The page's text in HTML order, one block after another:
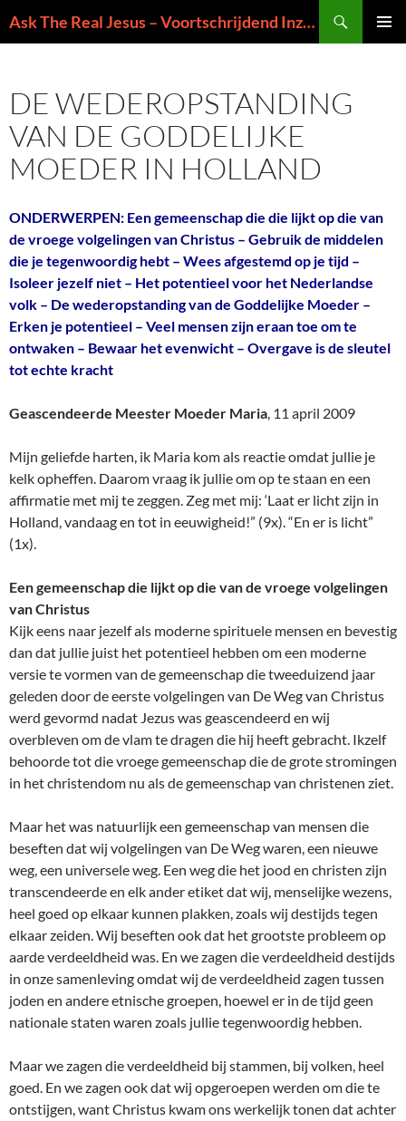
naar
Ask The Real Jesus – Voortschrijdend Inzicht in de Zin van het Leven
DE WEDEROPSTANDING
VAN DE GODDELIJKE
MOEDER IN HOLLAND
ONDERWERPEN: Een gemeenschap die die lijkt op die van
de vroege volgelingen van Christus – Gebruik de middelen
die je tegenwoordig hebt – Wees afgestemd op je tijd –
Isoleer jezelf niet – Het potentieel voor het Nederlandse
volk – De wederopstanding van de Goddelijke Moeder –
Erken je potentieel – Veel mensen zijn eraan toe om te
ontwaken – Bewaar het evenwicht – Overgave is de sleutel
tot echte kracht
Geascendeerde Meester Moeder Maria, 11 april 2009
Mijn geliefde harten, ik Maria kom als reactie omdat jullie je
kelk opheffen. Daarom vraag ik jullie om op te staan en een
affirmatie met mij te zeggen. Zeg met mij: ‘Laat er licht zijn in
Holland, vandaag en tot in eeuwigheid!” (9x). “En er is licht”
(1x).
Een gemeenschap die lijkt op die van de vroege volgelingen
van Christus
Kijk eens naar jezelf als moderne spirituele mensen en bevestig
dan dat jullie juist het potentieel hebben om een moderne
versie te vormen van de gemeenschap die tweeduizend jaar
geleden door de eerste volgelingen van De Weg van Christus
werd gevormd nadat Jezus was geascendeerd en wij
overbleven om de vlam te dragen die hij heeft gebracht. Ikzelf
behoorde tot die vroege gemeenschap die de grote stromingen
in het christendom nu als de gemeenschap van christenen ziet.
Maar het was natuurlijk een gemeenschap van mensen die
beseften dat wij volgelingen van De Weg waren, een nieuwe
weg, een universele weg. Een weg die het jood en christen zijn
transcendeerde en elk ander etiket dat wij, menselijke wezens,
heel goed op elkaar kunnen plakken, zoals wij destijds tegen
elkaar zeiden. Wij beseften ook dat het grootste probleem op
aarde verdeeldheid was. En we zagen die verdeeldheid destijds
in onze samenleving omdat wij de verdeeldheid zagen tussen
joden en andere etnische groepen, hoewel er in de tijd geen
nationale staten waren zoals jullie tegenwoordig hebben.
Maar we zagen die verdeeldheid bij stammen, bij volken, heel
goed. En we zagen ook dat wij opgeroepen werden om die te
ontstijgen, want Christus kwam ons werkelijk tonen dat achter